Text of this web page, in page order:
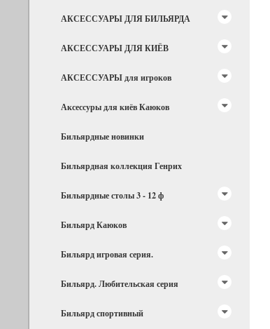
АКСЕССУАРЫ ДЛЯ БИЛЬЯРДА
АКСЕССУАРЫ ДЛЯ КИЁВ
АКСЕССУАРЫ для игроков
Аксессуры для киёв Каюков
Бильярдные новинки
Бильярдная коллекция Генрих
Бильярдные столы 3 - 12 ф
Бильярд Каюков
Бильярд игровая серия.
Бильярд. Любительская серия
Бильярд спортивный